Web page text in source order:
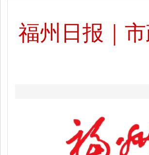
福州日报｜